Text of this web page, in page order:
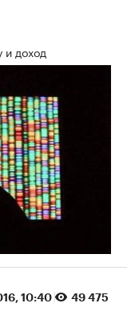
и доход
10:40 49 475